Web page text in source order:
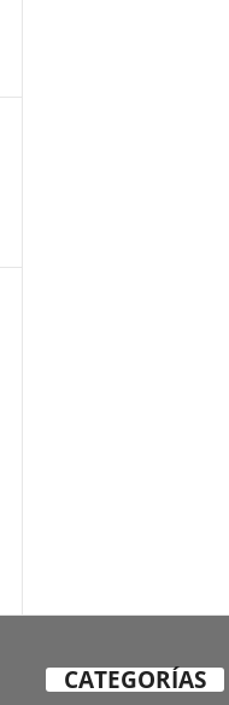
CATEGORÍAS